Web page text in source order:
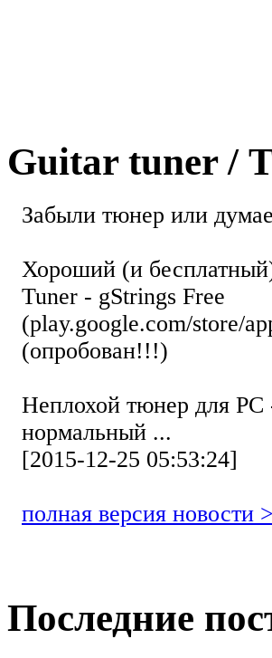
Guitar tuner /
Забыли тюнер или
Хороший (и
Tuner - gStrings Free
(play.google.com/store/
(опробован!!!)
Неплохой тюнер для
нормальный ...
[2015-12-25 05:53:24]
полная версия новости
Последние